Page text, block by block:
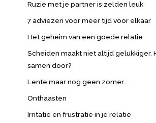
Ruzie met je partner is zelden leuk
7 adviezen voor meer tijd voor elkaar
Het geheim van een goede relatie
Scheiden maakt niet altijd gelukkiger.
samen door?
Lente maar nog geen zomer…
Onthaasten
Irritatie en frustratie in je relatie